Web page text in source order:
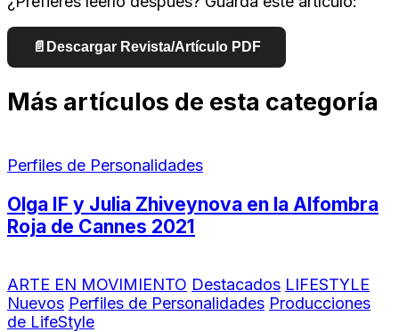
📄 Descargar Revista/Artículo PDF
Más artículos de esta categoría
Perfiles de Personalidades
Olga IF y Julia Zhiveynova en la Alfombra
Roja de Cannes 2021
ARTE EN MOVIMIENTO Destacados LIFESTYLE
Nuevos Perfiles de Personalidades Producciones
de LifeStyle